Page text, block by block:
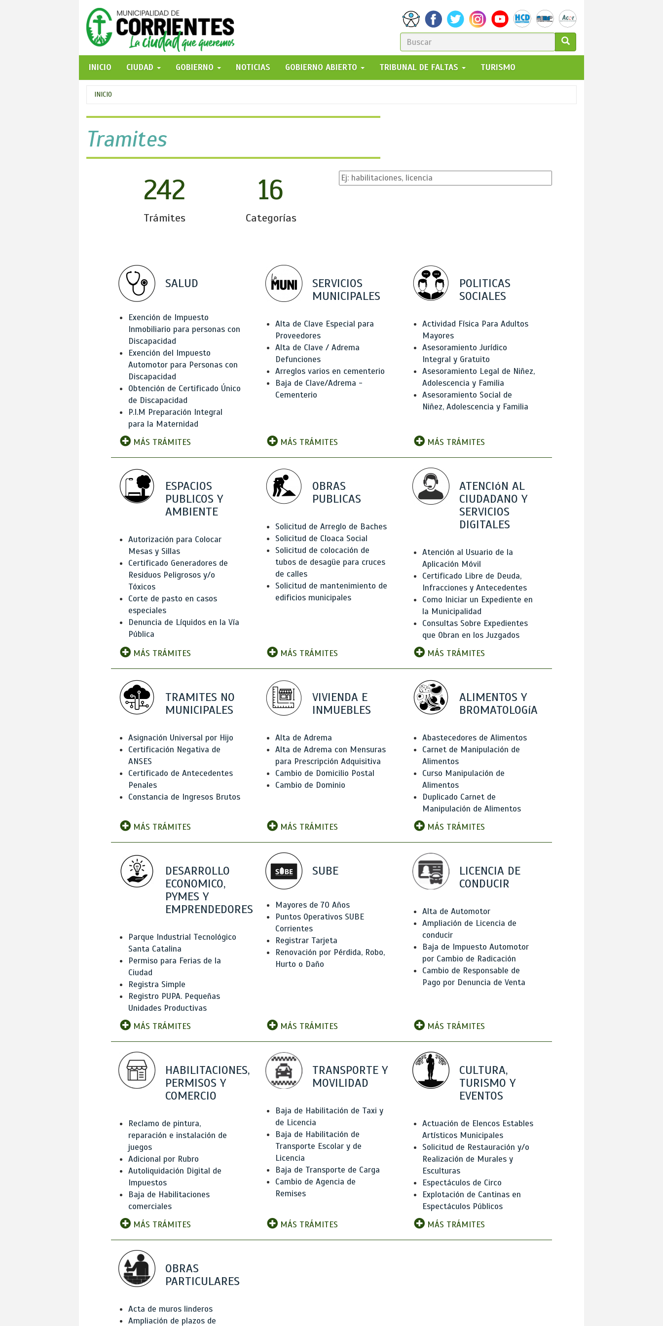
FORMULARIO
DE
BÚSQUEDA
GO!
INICIO
CIUDAD GOBIERNO NOTICIAS GOBIERNO ABIERTO TRIBUNAL DE FALTAS TURISMO
Se
encuentra
usted
aquí
INICIO
Tramites
242
Trámites
16
Categorías
SALUD
Exención de Impuesto
Inmobiliario para personas con
Discapacidad
Exención del Impuesto
Automotor para Personas con
Discapacidad
Obtención de Certificado Único
de Discapacidad
P.I.M Preparación Integral
para la Maternidad
MÁS TRÁMITES
SERVICIOS
MUNICIPALES
Alta de Clave Especial para
Proveedores
Alta de Clave / Adrema
Defunciones
Arreglos varios en cementerio
Baja de Clave/Adrema -
Cementerio
MÁS TRÁMITES
POLITICAS
SOCIALES
Actividad Física Para Adultos
Mayores
Asesoramiento Jurídico
Integral y Gratuito
Asesoramiento Legal de Niñez,
Adolescencia y Familia
Asesoramiento Social de
Niñez, Adolescencia y Familia
MÁS TRÁMITES
ESPACIOS
PUBLICOS Y
AMBIENTE
Autorización para Colocar
Mesas y Sillas
Certificado Generadores de
Residuos Peligrosos y/o
Tóxicos
Corte de pasto en casos
especiales
Denuncia de Líquidos en la Vía
Pública
MÁS TRÁMITES
OBRAS
PUBLICAS
Solicitud de Arreglo de Baches
Solicitud de Cloaca Social
Solicitud de colocación de
tubos de desagüe para cruces
de calles
Solicitud de mantenimiento de
edificios municipales
MÁS TRÁMITES
ATENCIóN AL
CIUDADANO Y
SERVICIOS
DIGITALES
Atención al Usuario de la
Aplicación Móvil
Certificado Libre de Deuda,
Infracciones y Antecedentes
Como Iniciar un Expediente en
la Municipalidad
Consultas Sobre Expedientes
que Obran en los Juzgados
MÁS TRÁMITES
TRAMITES NO
MUNICIPALES
Asignación Universal por Hijo
Certificación Negativa de
ANSES
Certificado de Antecedentes
Penales
Constancia de Ingresos Brutos
MÁS TRÁMITES
VIVIENDA E
INMUEBLES
Alta de Adrema
Alta de Adrema con Mensuras
para Prescripción Adquisitiva
Cambio de Domicilio Postal
Cambio de Dominio
MÁS TRÁMITES
ALIMENTOS Y
BROMATOLOGíA
Abastecedores de Alimentos
Carnet de Manipulación de
Alimentos
Curso Manipulación de
Alimentos
Duplicado Carnet de
Manipulación de Alimentos
MÁS TRÁMITES
DESARROLLO
ECONOMICO,
PYMES Y
EMPRENDEDORES
Parque Industrial Tecnológico
Santa Catalina
Permiso para Ferias de la
Ciudad
Registra Simple
Registro PUPA. Pequeñas
Unidades Productivas
MÁS TRÁMITES
SUBE
Mayores de 70 Años
Puntos Operativos SUBE
Corrientes
Registrar Tarjeta
Renovación por Pérdida, Robo,
Hurto o Daño
MÁS TRÁMITES
LICENCIA DE
CONDUCIR
Alta de Automotor
Ampliación de Licencia de
conducir
Baja de Impuesto Automotor
por Cambio de Radicación
Cambio de Responsable de
Pago por Denuncia de Venta
MÁS TRÁMITES
HABILITACIONES,
PERMISOS Y
COMERCIO
Reclamo de pintura,
reparación e instalación de
juegos
Adicional por Rubro
Autoliquidación Digital de
Impuestos
Baja de Habilitaciones
comerciales
MÁS TRÁMITES
TRANSPORTE Y
MOVILIDAD
Baja de Habilitación de Taxi y
de Licencia
Baja de Habilitación de
Transporte Escolar y de
Licencia
Baja de Transporte de Carga
Cambio de Agencia de
Remises
MÁS TRÁMITES
CULTURA,
TURISMO Y
EVENTOS
Actuación de Elencos Estables
Artísticos Municipales
Solicitud de Restauración y/o
Realización de Murales y
Esculturas
Espectáculos de Circo
Explotación de Cantinas en
Espectáculos Públicos
MÁS TRÁMITES
OBRAS
PARTICULARES
Acta de muros linderos
Ampliación de plazos de